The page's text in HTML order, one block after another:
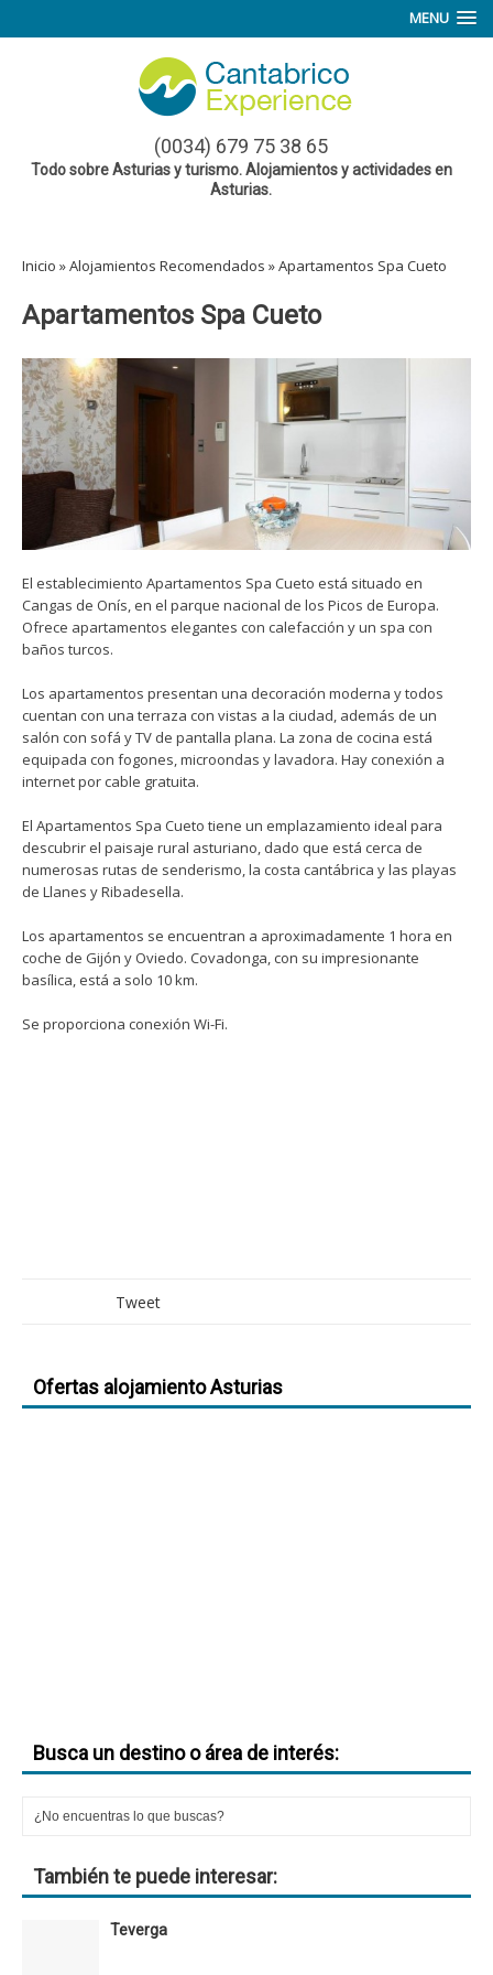
MENU
(0034) 679 75 38 65
Todo sobre Asturias y turismo. Alojamientos y actividades en
Asturias.
Inicio »Alojamientos Recomendados »Apartamentos Spa Cueto
Apartamentos Spa Cueto
El establecimiento Apartamentos Spa Cueto está situado en
Cangas de Onís, en el parque nacional de los Picos de Europa.
Ofrece apartamentos elegantes con calefacción y un spa con
baños turcos.
Los apartamentos presentan una decoración moderna y todos
cuentan con una terraza con vistas a la ciudad, además de un
salón con sofá y TV de pantalla plana. La zona de cocina está
equipada con fogones, microondas y lavadora. Hay conexión a
internet por cable gratuita.
El Apartamentos Spa Cueto tiene un emplazamiento ideal para
descubrir el paisaje rural asturiano, dado que está cerca de
numerosas rutas de senderismo, la costa cantábrica y las playas
de Llanes y Ribadesella.
Los apartamentos se encuentran a aproximadamente 1 hora en
coche de Gijón y Oviedo. Covadonga, con su impresionante
basílica, está a solo 10 km.
Se proporciona conexión Wi-Fi.
Tweet
Ofertas alojamiento Asturias
Busca un destino o área de interés:
También te puede interesar:
Teverga